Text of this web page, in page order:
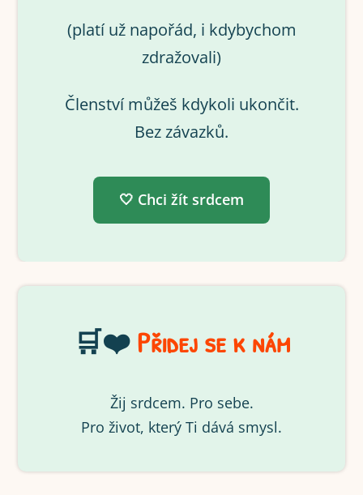
(platí už napořád, i kdybychom
zdražovali)
Členství můžeš kdykoli ukončit.
Bez závazků.
🤍 Chci žít srdcem
🛒❤️Přidej se k nám
Žij srdcem. Pro sebe.
Pro život, který Ti dává smysl.